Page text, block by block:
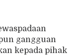
gangguan
kepada pihak